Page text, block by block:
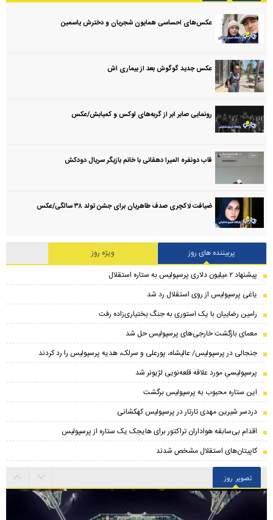
عکس‌های احساسی همایون شجریان و دخترش یاسمین
عکس جدید گوگوش بعد از بیماری اش
رونمایی صابر ابر از گربه‌های لوکس و کمیابش/عکس
قاب دونفره المیرا دهقانی با خانم بازیگر سریال دودکش
ضیافت لاکچری صدف طاهریان برای جشن تولد ۳۸ سالگی‌/عکس
پربیننده های روز
ویژه روز
پیشنهاد ۲ میلیون دلاری پرسپولیس به ستاره استقلال
یاغی پرسپولیس از روی استقلال رد شد
رامین رضاییان با یک استوری به جنگ بختیاری‌زاده رفت
معمای بازگشت خارجی‌های پرسپولیس حل شد
جنجالی در پرسپولیس/ عالیشاه، پورعلی و سرلک، هدیه پرسپولیس را رد کردند
پرسپولیسیِ مورد علاقه قلعه‌نویی لژیونر شد
این ستاره محبوب به پرسپولیس برگشت
دردسر شیرین مهدی تارتار در پرسپولیس کهکشانی
اقدام بی‌سابقه هواداران تراکتور برای هایجک یک ستاره از پرسپولیس
کاپیتان‌های استقلال مشخص شدند
تصویر روز